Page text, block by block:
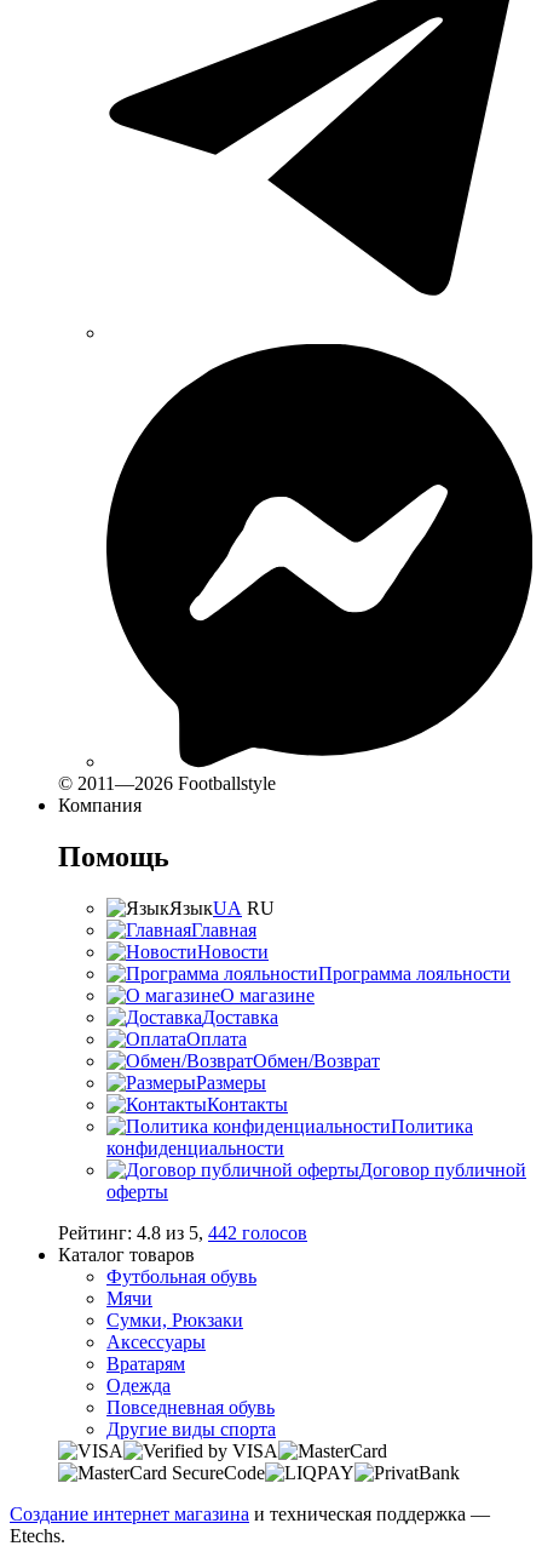
© 2011—2026 Footballstyle
Компания
Помощь
ЯзыкUA RU
Главная
Новости
Программа лояльности
О магазине
Доставка
Оплата
Обмен/Возврат
Размеры
Контакты
Политика
конфиденциальности
Договор публичной
оферты
Рейтинг: 4.8 из 5, 442 голосов
Каталог товаров
Футбольная обувь
Мячи
Сумки, Рюкзаки
Аксессуары
Вратарям
Одежда
Повседневная обувь
Другие виды спорта
Создание интернет магазина и техническая поддержка —
Etechs.